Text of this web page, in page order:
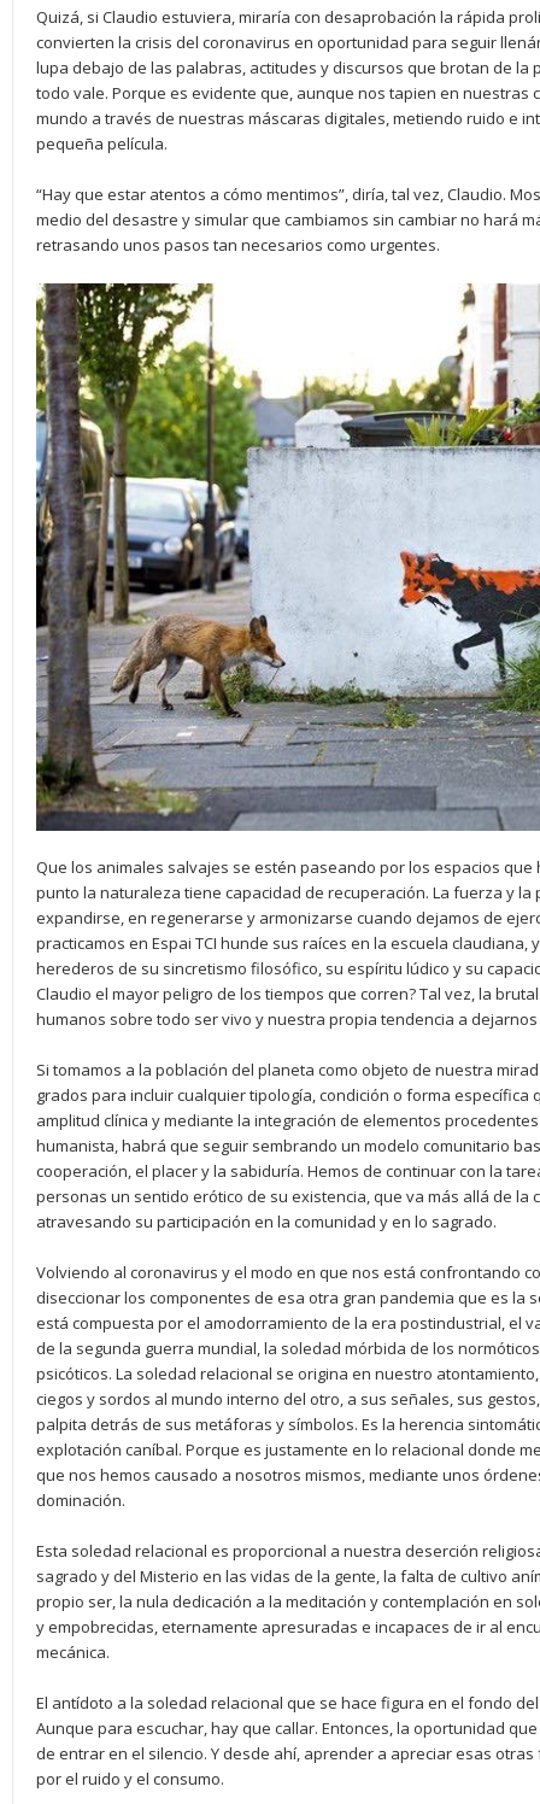
Quizá, si Claudio estuviera, miraría con desaprobación la rápida
convierten la crisis del coronavirus en oportunidad para seguir
lupa debajo de las palabras, actitudes y discursos que brotan de la
todo vale. Porque es evidente que, aunque nos tapien en nuestras
mundo a través de nuestras máscaras digitales, metiendo ruido e
pequeña película.
“Hay que estar atentos a cómo mentimos”, diría, tal vez, Claudio.
medio del desastre y simular que cambiamos sin cambiar no hará
retrasando unos pasos tan necesarios como urgentes.
Que los animales salvajes se estén paseando por los espacios
punto la naturaleza tiene capacidad de recuperación. La fuerza y
expandirse, en regenerarse y armonizarse cuando dejamos de
practicamos en Espai TCI hunde sus raíces en la escuela
herederos de su sincretismo filosófico, su espíritu lúdico y su
Claudio el mayor peligro de los tiempos que corren? Tal vez, la
humanos sobre todo ser vivo y nuestra propia tendencia a
Si tomamos a la población del planeta como objeto de nuestra
grados para incluir cualquier tipología, condición o forma específica
amplitud clínica y mediante la integración de elementos
humanista, habrá que seguir sembrando un modelo comunitario
cooperación, el placer y la sabiduría. Hemos de continuar con la
personas un sentido erótico de su existencia, que va más allá de la
atravesando su participación en la comunidad y en lo sagrado.
Volviendo al coronavirus y el modo en que nos está confrontando
diseccionar los componentes de esa otra gran pandemia que es la
está compuesta por el amodorramiento de la era postindustrial, el
de la segunda guerra mundial, la soledad mórbida de los
psicóticos. La soledad relacional se origina en nuestro
ciegos y sordos al mundo interno del otro, a sus señales, sus
palpita detrás de sus metáforas y símbolos. Es la herencia
explotación caníbal. Porque es justamente en lo relacional donde
que nos hemos causado a nosotros mismos, mediante unos
dominación.
Esta soledad relacional es proporcional a nuestra deserción
sagrado y del Misterio en las vidas de la gente, la falta de cultivo
propio ser, la nula dedicación a la meditación y contemplación en
y empobrecidas, eternamente apresuradas e incapaces de ir al
mecánica.
El antídoto a la soledad relacional que se hace figura en el fondo
Aunque para escuchar, hay que callar. Entonces, la oportunidad
de entrar en el silencio. Y desde ahí, aprender a apreciar esas
por el ruido y el consumo.